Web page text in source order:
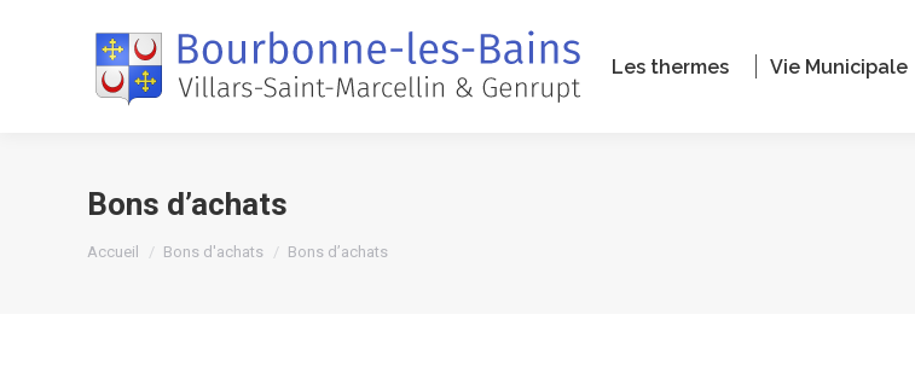
Les thermes Vie Municipale
Bons d’achats
Vous êtes ici :
Accueil Bons d'achats Bons d’achats